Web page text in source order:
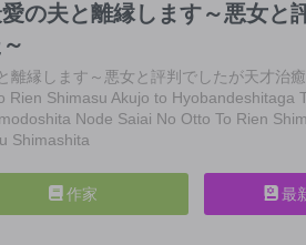
の夫と離縁します～悪女と
縁します～悪女と評判でしたが天才治
Shimasu Akujo to Hyobandeshitaga
Node Saiai No Otto To Rien
Shimashita
作家 最